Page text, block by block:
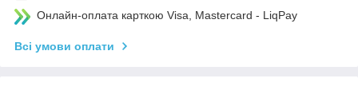
Онлайн-оплата карткою Visa, Mastercard - LiqPay
Всі умови оплати